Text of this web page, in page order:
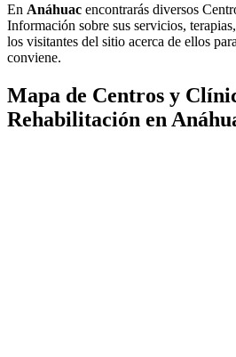
En Anáhuac encontrarás diversos
Información sobre sus servicios,
los visitantes del sitio acerca de ellos
conviene.
Mapa de Centros y
Rehabilitación en